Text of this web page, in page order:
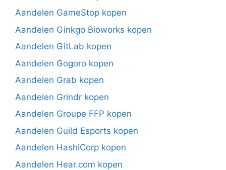
Aandelen GameStop kopen
Aandelen Ginkgo Bioworks kopen
Aandelen GitLab kopen
Aandelen Gogoro kopen
Aandelen Grab kopen
Aandelen Grindr kopen
Aandelen Groupe FFP kopen
Aandelen Guild Esports kopen
Aandelen HashiCorp kopen
Aandelen Hear.com kopen